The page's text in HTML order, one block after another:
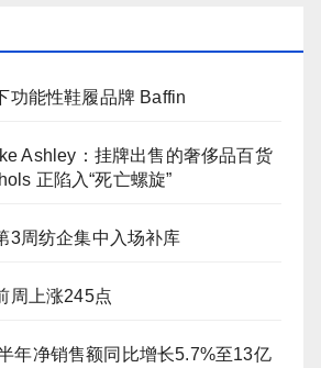
功能性鞋履品牌 Baffin
Ashley：挂牌出售的奢侈品百货
正陷入“死亡螺旋”
3周纺企集中入场补库
周上涨245点
年净销售额同比增长5.7%至13亿